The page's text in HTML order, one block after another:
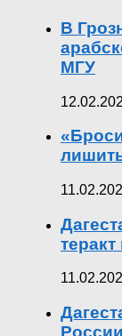
В
МГУ